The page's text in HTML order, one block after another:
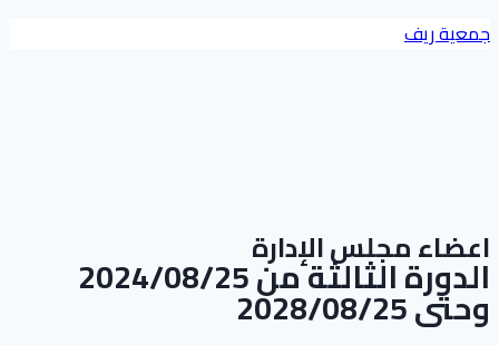
التجاوز
جمعية ريف
اعضاء مجلس الإدارة
الدورة الثالثة من 2024/08/25
وحتى 2028/08/25